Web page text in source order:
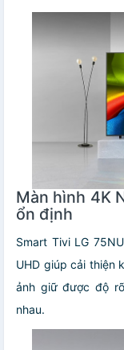
Màn hình 4K
ổn định
Smart Tivi LG
UHD giúp cải thiện
ảnh giữ được độ
nhau.